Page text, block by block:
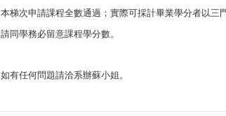
本梯次申請課程全數通過；實際可採計畢業學分者以三
請同學務必留意課程學分數。
如有任何問題請洽系辦蘇小姐。